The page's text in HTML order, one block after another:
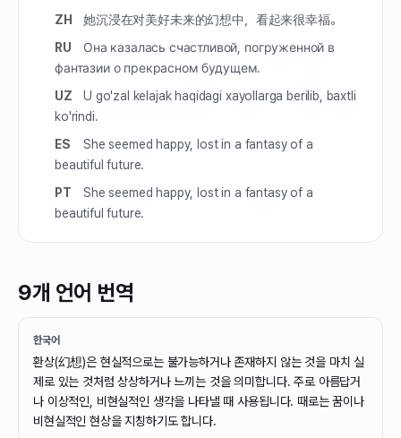
ZH
她沉浸在对美好未来的幻想中，看起来很幸福。
RU
Она казалась счастливой, погруженной в
фантазии о прекрасном будущем.
UZ
U go'zal kelajak haqidagi xayollarga berilib, baxtli
ko'rindi.
ES
She seemed happy, lost in a fantasy of a
beautiful future.
PT
She seemed happy, lost in a fantasy of a
beautiful future.
9개 언어 번역
한국어
환상(幻想)은 현실적으로는 불가능하거나 존재하지 않는 것을 마치 실
제로 있는 것처럼 상상하거나 느끼는 것을 의미합니다. 주로 아름답거
나 이상적인, 비현실적인 생각을 나타낼 때 사용됩니다. 때로는 꿈이나
비현실적인 현상을 지칭하기도 합니다.